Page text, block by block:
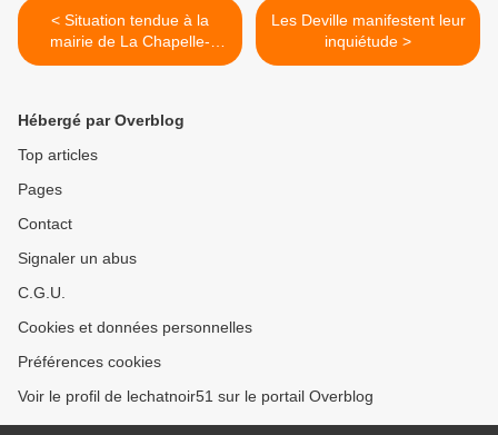
< Situation tendue à la
mairie de La Chapelle-
Saint-Luc
Les Deville manifestent leur
inquiétude >
Hébergé par Overblog
Top articles
Pages
Contact
Signaler un abus
C.G.U.
Cookies et données personnelles
Préférences cookies
Voir le profil de lechatnoir51 sur le portail Overblog